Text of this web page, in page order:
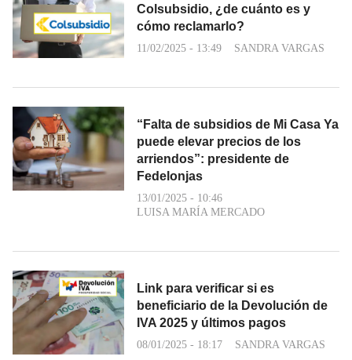
Colsubsidio, ¿de cuánto es y
cómo reclamarlo?
11/02/2025 - 13:49 SANDRA VARGAS
“Falta de subsidios de Mi Casa Ya
puede elevar precios de los
arriendos”: presidente de
Fedelonjas
13/01/2025 - 10:46
LUISA MARÍA MERCADO
Link para verificar si es
beneficiario de la Devolución de
IVA 2025 y últimos pagos
08/01/2025 - 18:17 SANDRA VARGAS